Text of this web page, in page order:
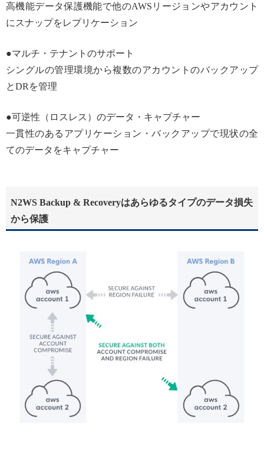
高機能データ保護機能で他のAWSリージョンやアカウント
にスナップをレプリケーション
●マルチ・テナントのサポート
シングルの管理環境から複数のアカウントのバックアップ
とDRを管理
●可逆性（ロスレス）のデータ・キャプチャー
一貫性のあるアプリケーション・バックアップで現状の全
てのデータをキャプチャー
N2WS Backup & Recoveryはあらゆるタイプのデータ損失
から保護